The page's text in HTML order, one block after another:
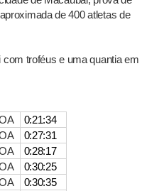
de 400 atletas de
troféus e uma quantia em
0:21:34
0:27:31
0:28:17
0:30:25
0:30:35